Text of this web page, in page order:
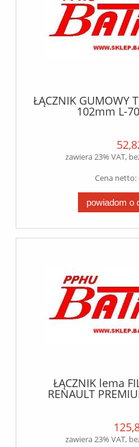
ŁĄCZNIK GUMOWY
102mm L-
zawiera 23% VAT,
Cena netto:
powiadom o
ŁĄCZNIK lema
RENAULT
zawiera 23% VAT,